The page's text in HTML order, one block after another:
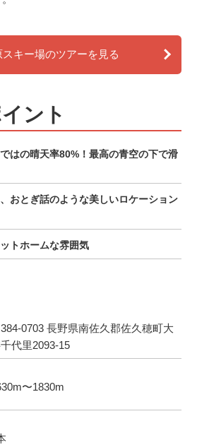
スキー場のツアーを見る
ント
はの晴天率80%！最高の青空の下で滑
おとぎ話のような美しいロケーション
トホームな雰囲気
0703 長野県南佐久郡佐久穂町大
代里2093-15
〜1830m